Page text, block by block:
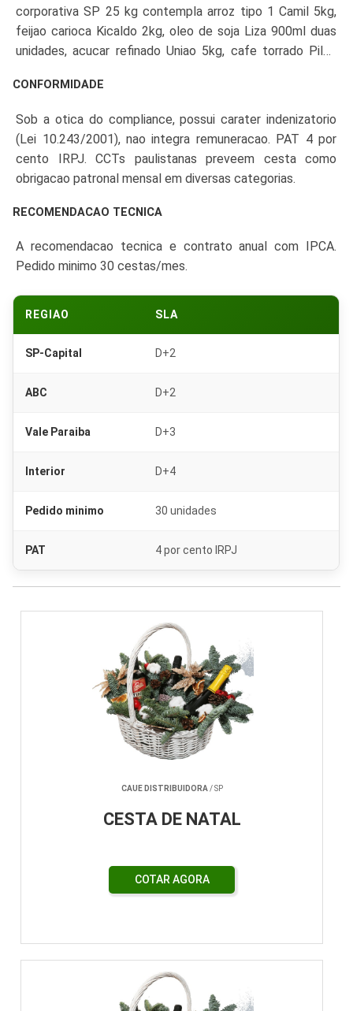
corporativa SP 25 kg contempla arroz tipo 1 Camil 5kg,
feijao carioca Kicaldo 2kg, oleo de soja Liza 900ml duas
unidades, acucar refinado Uniao 5kg, cafe torrado Pilao
Dona Benta 1kg, sal refinado Cisne 1kg, leite em po
extrato Quero 340g, biscoito Marilan 400g e fuba Yoki
1kg.
CONFORMIDADE
Sob a otica do compliance, possui carater indenizatorio
(Lei 10.243/2001), nao integra remuneracao. PAT 4 por
cento IRPJ. CCTs paulistanas preveem cesta como
obrigacao patronal mensal em diversas categorias.
RECOMENDACAO TECNICA
A recomendacao tecnica e contrato anual com IPCA.
Pedido minimo 30 cestas/mes.
REGIAO SLA
SP-Capital D+2
ABC D+2
Vale Paraiba D+3
Interior D+4
Pedido minimo 30 unidades
PAT 4 por cento IRPJ
CAUE DISTRIBUIDORA/ SP
CESTA DE NATAL
COTAR AGORA